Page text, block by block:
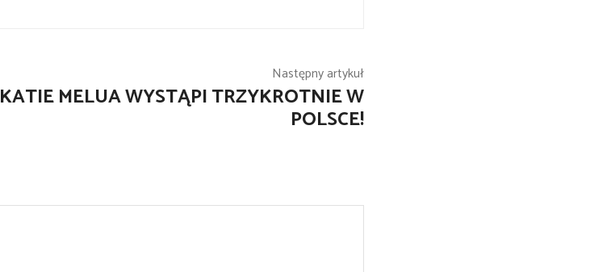
Następny artykuł
KATIE MELUA WYSTĄPI TRZYKROTNIE W
POLSCE!